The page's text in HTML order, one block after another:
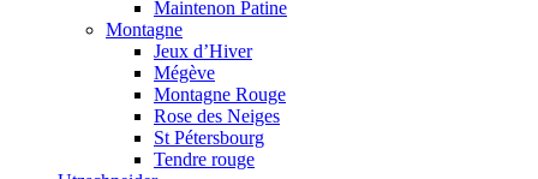
Maintenon Patine
Montagne
Jeux d’Hiver
Mégève
Montagne Rouge
Rose des Neiges
St Pétersbourg
Tendre rouge